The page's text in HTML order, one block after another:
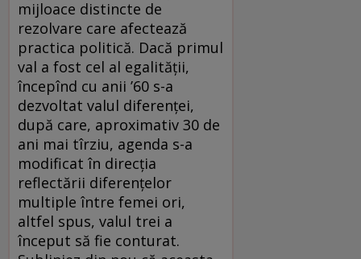
mijloace distincte de
rezolvare care afectează
practica politică. Dacă primul
val a fost cel al egalităţii,
începînd cu anii ’60 s-a
dezvoltat valul diferenţei,
după care, aproximativ 30 de
ani mai tîrziu, agenda s-a
modificat în direcţia
reflectării diferenţelor
multiple între femei ori,
altfel spus, valul trei a
început să fie conturat.